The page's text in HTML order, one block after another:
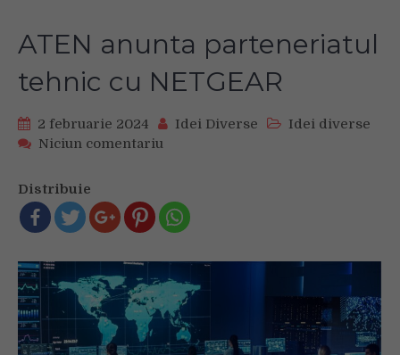
ATEN anunta parteneriatul
tehnic cu NETGEAR
2 februarie 2024 Idei Diverse
Idei diverse
Niciun comentariu
parteneriatul
tehnic
cu
Distribuie